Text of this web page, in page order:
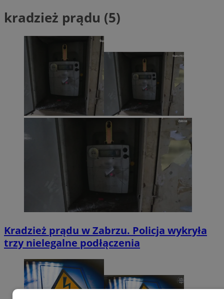
kradzież prądu (5)
Kradzież prądu w Zabrzu. Policja wykryła
trzy nielegalne podłączenia